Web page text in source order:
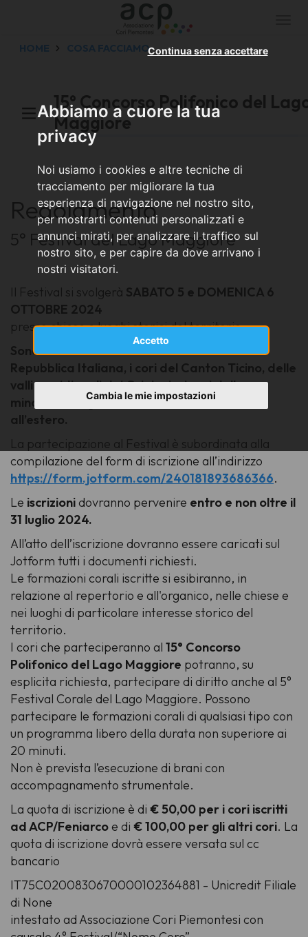
Abbiamo a cuore la tua
privacy
Noi usiamo i cookies e altre tecniche di
tracciamento per migliorare la tua
esperienza di navigazione nel nostro sito,
per mostrarti contenuti personalizzati e
annunci mirati, per analizzare il traffico sul
nostro sito, e per capire da dove arrivano i
nostri visitatori.
Accetto
Continua senza accettare
Cambia le mie impostazioni
HOME COSA FACCIAMO
15° Concorso Polifonico del
Maggiore
Regolamento
5° Festival del Lago Maggiore
Il Festival si svolgerà SABATO 5 e DOMENICA 6
OTTOBRE 2024
presso chiese e luoghi storici del territorio.
Sono ammessi al Festival tutti i cori della
Repubblica Italiana, i cori del Canton Ticino, delle
valli meridionali dei Grigioni e i cori delle
minoranze linguistiche italiane residenti
all’estero.
La partecipazione al Festival è subordinata alla
compilazione del form di iscrizione all’indirizzo
https://form.jotform.com/240181893686366.
Le iscrizionidovranno pervenire entro e non oltre il
31 luglio 2024.
All’atto dell’iscrizione dovranno essere caricati sul
Jotform tutti i documenti richiesti.
Le formazioni corali iscritte si esibiranno, in
relazione al repertorio e all'organico, nelle chiese e
nei luoghi di particolare interesse storico del
territorio.
I cori che parteciperanno al 15° Concorso
Polifonico del Lago Maggiore potranno, su
esplicita richiesta, partecipare di diritto anche al 5°
Festival Corale del Lago Maggiore. Possono
partecipare le formazioni corali di qualsiasi tipo con
un programma libero della durata non superiore ai
20 minuti.
Non è prevista l’esecuzione di brani con
accompagnamento strumentale.
La quota di iscrizione è di € 50,00 per i cori iscritti
ad ACP/Feniarcoe di € 100,00 per gli altri cori. La
quota di iscrizione dovrà essere versata sul cc
bancario
IT75C0200830670000102364881 - Unicredit Filiale
di None
intestato ad Associazione Cori Piemontesi con